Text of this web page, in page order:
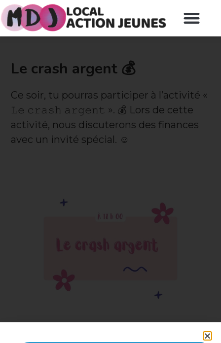
Le crash argent 💰
Ce soir, tu pourras participer à l’activité «
𝙻𝚎 𝚌𝚛𝚊𝚜𝚑 𝚊𝚛𝚐𝚎𝚗𝚝 ». 💰 Lors de cette
activité, nous discuterons des finances
avec un invité spécial. ☺️